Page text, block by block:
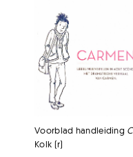
Voorblad handleiding
Kolk (r)